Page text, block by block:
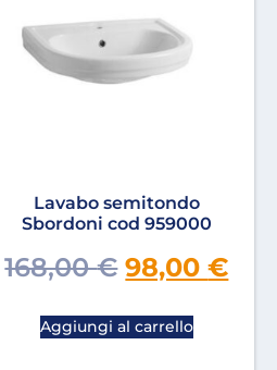
Lavabo semitondo
Sbordoni cod 959000
168,00€ 98,00€
Aggiungi al carrello